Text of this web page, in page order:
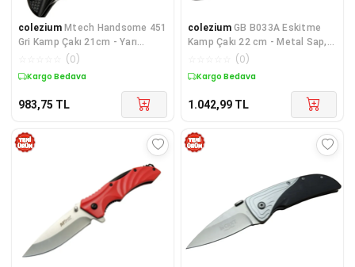
colezium Mtech Handsome 451
Gri Kamp Çakı 21cm - Yarı
Otomatik, Kemerlikli
(0)
Kargo Bedava
983,75 TL
colezium GB B033A Eskitme
Kamp Çakı 22 cm - Metal Sap,
(0)
Kargo Bedava
1.042,99 TL